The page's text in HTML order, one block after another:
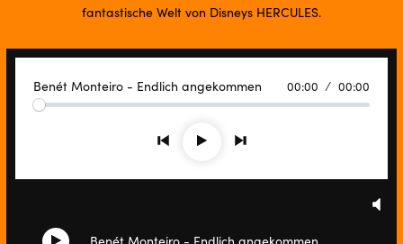
fantastische Welt von Disneys HERCULES.
Benét Monteiro - Endlich angekommen 00:00 00:00
Zurück Weiter